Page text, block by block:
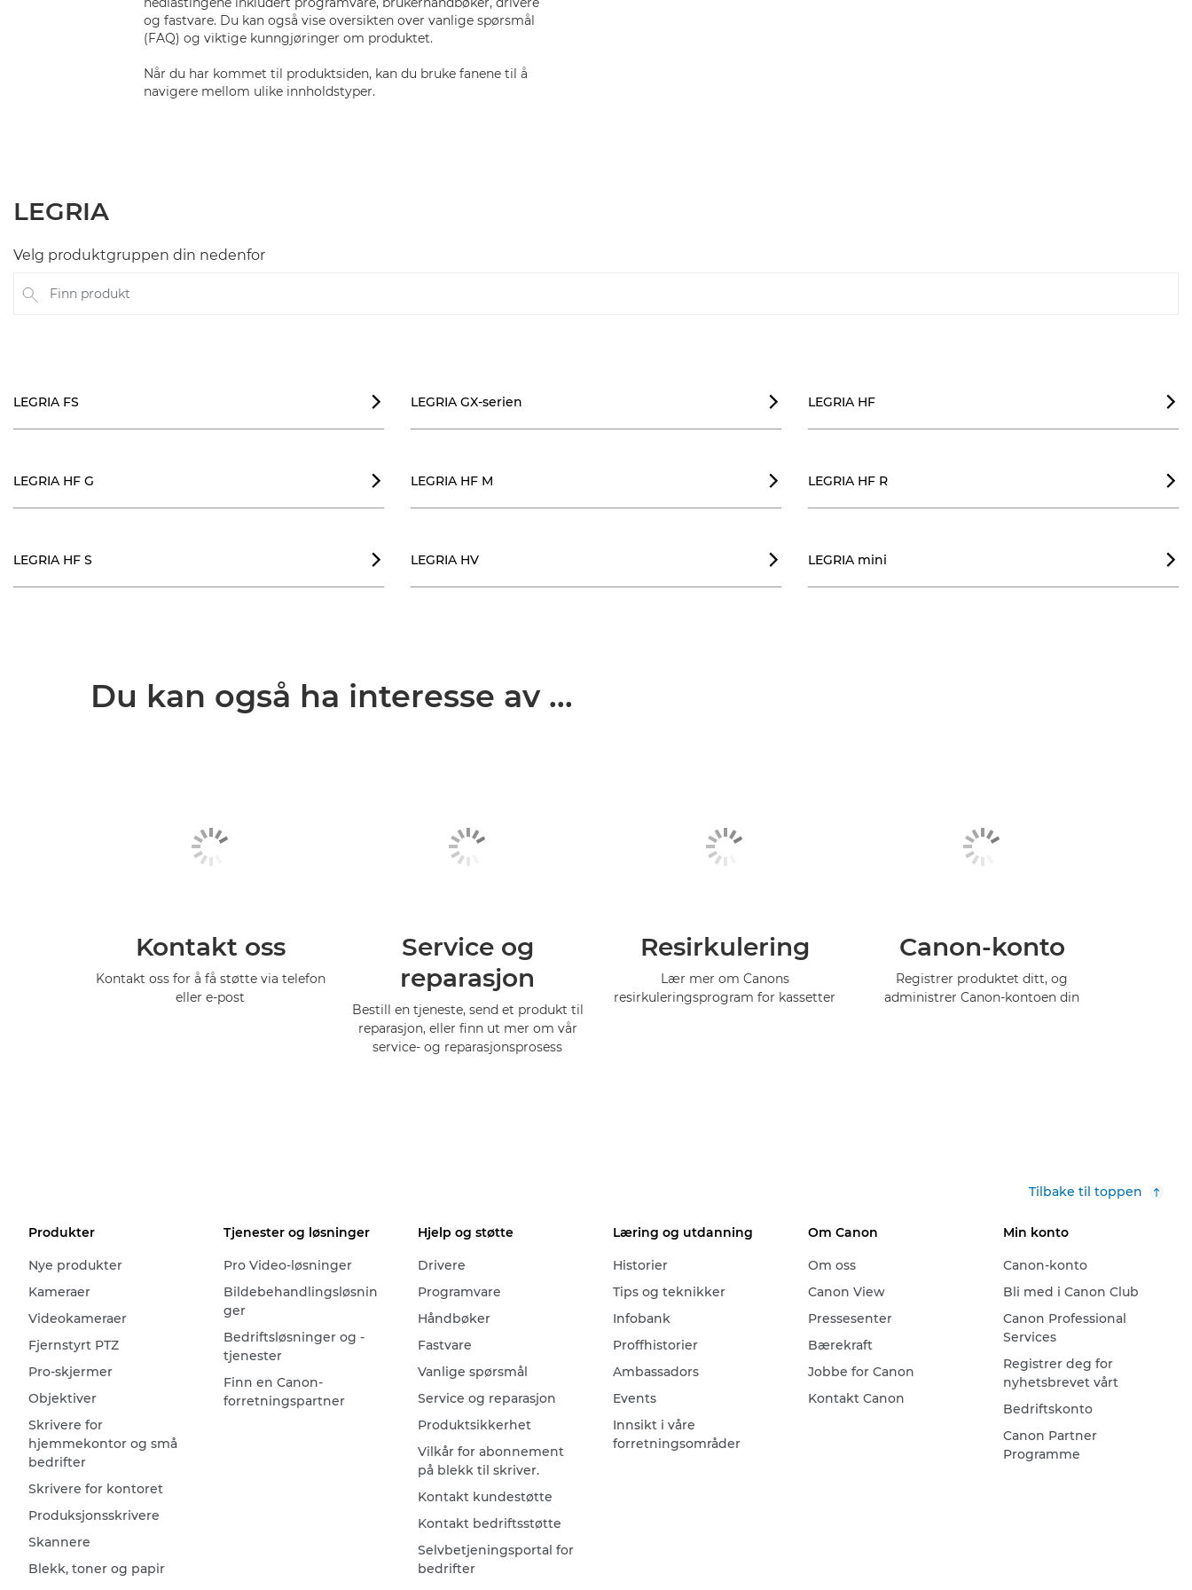
og fastvare. Du kan også vise oversikten over vanlige spørsmål
(FAQ) og viktige kunngjøringer om produktet.
Når du har kommet til produktsiden, kan du bruke fanene til å
navigere mellom ulike innholdstyper.
LEGRIA
Velg produktgruppen din nedenfor
Finn produkt
LEGRIA FS  LEGRIA GX-serien  LEGRIA HF 
LEGRIA HF G  LEGRIA HF M  LEGRIA HF R 
LEGRIA HF S  LEGRIA HV  LEGRIA mini 
Du kan også ha interesse av ...
Kontakt oss
Kontakt oss for å få støtte via telefon
eller e-post
Service og
reparasjon
Bestill en tjeneste, send et produkt til
reparasjon, eller finn ut mer om vår
service- og reparasjonsprosess
Resirkulering
Lær mer om Canons
resirkuleringsprogram for kassetter
Canon-konto
Registrer produktet ditt, og
administrer Canon-kontoen din
Tilbake til toppen
Produkter
Nye produkter
Kameraer
Videokameraer
Fjernstyrt PTZ
Pro-skjermer
Objektiver
Skrivere for
hjemmekontor og små
bedrifter
Skrivere for kontoret
Produksjonsskrivere
Skannere
Blekk, toner og papir
Tjenester og løsninger
Pro Video-løsninger
Bildebehandlingsløsnin
ger
Bedriftsløsninger og -
tjenester
Finn en Canon-
forretningspartner
Hjelp og støtte
Drivere
Programvare
Håndbøker
Fastvare
Vanlige spørsmål
Service og reparasjon
Produktsikkerhet
Vilkår for abonnement
på blekk til skriver.
Kontakt kundestøtte
Kontakt bedriftsstøtte
Selvbetjeningsportal for
bedrifter
Læring og utdanning
Historier
Tips og teknikker
Infobank
Proffhistorier
Ambassadors
Events
Innsikt i våre
forretningsområder
Om Canon
Om oss
Canon View
Pressesenter
Bærekraft
Jobbe for Canon
Kontakt Canon
Min konto
Canon-konto
Bli med i Canon Club
Canon Professional
Services
Registrer deg for
nyhetsbrevet vårt
Bedriftskonto
Canon Partner
Programme